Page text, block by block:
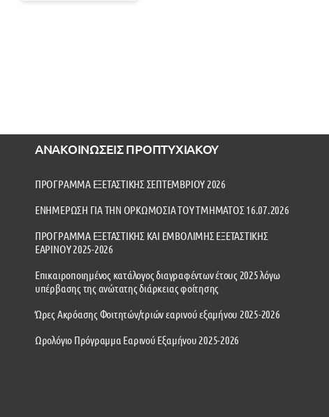
ΑΝΑΚΟΙΝΩΣΕΙΣ ΠΡΟΠΤΥΧΙΑΚΟΥ
ΠΡΟΓΡΑΜΜΑ ΕΞΕΤΑΣΤΙΚΗΣ ΣΕΠΤΕΜΒΡΙΟΥ 2026
ΕΝΗΜΕΡΩΣΗ ΓΙΑ ΤΗΝ ΟΡΚΩΜΟΣΙΑ ΤΟΥ ΤΜΗΜΑΤΟΣ 16.07.2026
ΠΡΟΓΡΑΜΜΑ ΕΞΕΤΑΣΤΙΚΗΣ ΚΑΙ ΕΜΒΟΛΙΜΗΣ ΕΞΕΤΑΣΤΙΚΗΣ
ΕΑΡΙΝΟΥ 2025-2026
Επικαιροποιημένος κατάλογος διαγραφέντων έτους 2025 λόγω
υπέρβασης της ανώτατης διάρκειας φοίτησης
Ώρες Ακρόασης Φοιτητών/τριών εαρινού εξαμήνου 2025-2026
Ωρολόγιο Πρόγραμμα Εαρινού Εξαμήνου 2025-2026